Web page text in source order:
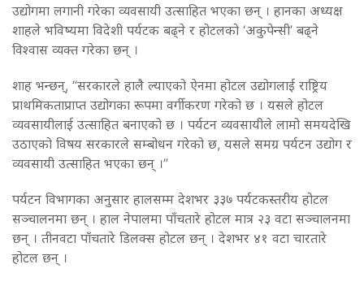
उद्योगमा लगानी गरेका व्यवसायी उत्साहित भएका छन् । हानका अध्यक्ष
शाहले भविष्यमा विदेशी पर्यटक बढ्ने र होटलको ‘अकुपेन्सी’ बढ्ने
विश्वास व्यक्त गरेका छन् ।
शाह भन्छन्, “सरकारले हालै ल्याएको ऐनमा होटल उद्योगलाई राष्ट्रिय
प्राथमिकताप्राप्त उद्योगका रूपमा वर्गीकरण गरेको छ । यसले होटल
व्यवसायीलाई उत्साहित बनाएको छ । पर्यटन व्यवसायीले लामो समयदेखि
उठाएको विषय सरकारले सम्बोधन गरेको छ, यसले समग्र पर्यटन उद्योग र
व्यवसायी उत्साहित भएका छन् ।”
पर्यटन विभागका अनुसार हालसम्म देशभर ३३७ पर्यटकस्तरीय होटल
सञ्चालनमा छन् । हाल नेपालमा पाँचतारे होटल मात्र २३ वटा सञ्चालनमा
छन् । तीनवटा पाँचतारे डिलक्स होटल छन् । देशभर ४१ वटा चारतारे
होटल छन् ।